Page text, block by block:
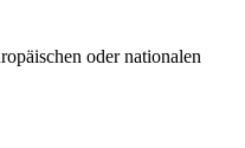
oder nationalen